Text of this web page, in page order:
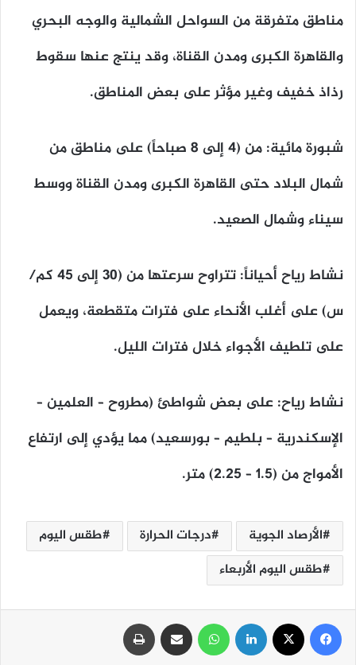
مناطق متفرقة من السواحل الشمالية والوجه البحري
والقاهرة الكبرى ومدن القناة، وقد ينتج عنها سقوط
رذاذ خفيف وغير مؤثر على بعض المناطق.
​شبورة مائية: من (4 إلى 8 صباحاً) على مناطق من
شمال البلاد حتى القاهرة الكبرى ومدن القناة ووسط
سيناء وشمال الصعيد.
​نشاط رياح أحياناً: تتراوح سرعتها من (30 إلى 45 كم/
س) على أغلب الأنحاء على فترات متقطعة، ويعمل
على تلطيف الأجواء خلال فترات الليل.
​نشاط رياح: على بعض شواطئ (مطروح – العلمين –
الإسكندرية – بلطيم – بورسعيد) مما يؤدي إلى ارتفاع
الأمواج من (1.5 – 2.25) متر.
الأرصاد الجوية درجات الحرارة
طقس اليوم
طقس اليوم الأربعاء